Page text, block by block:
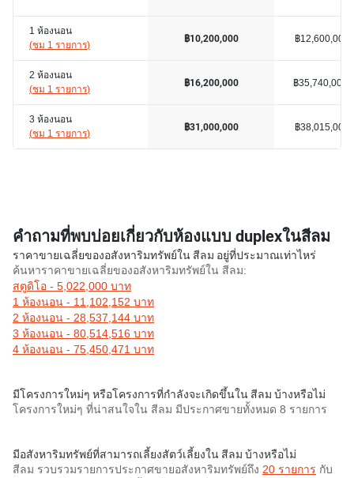
1 ห้องนอน
(ชม 1 รายการ)
2 ห้องนอน
(ชม 1 รายการ)
3 ห้องนอน
(ชม 1 รายการ)
฿10,200,000
฿16,200,000
฿31,000,000
฿12,600,000
฿35,740,000
฿38,015,000
คำถามที่พบบ่อยเกี่ยวกับห้องแบบ duplexในสีลม
ราคาขายเฉลี่ยของอสังหาริมทรัพย์ใน สีลม อยู่ที่ประมาณเท่าไหร่
ค้นหาราคาขายเฉลี่ยของอสังหาริมทรัพย์ใน สีลม:
สตูดิโอ - 5,022,000 บาท
1 ห้องนอน - 11,102,152 บาท
2 ห้องนอน - 28,537,144 บาท
3 ห้องนอน - 80,514,516 บาท
4 ห้องนอน - 75,450,471 บาท
มีโครงการใหม่ๆ หรือโครงการที่กำลังจะเกิดขึ้นใน สีลม บ้างหรือไม่
โครงการใหม่ๆ ที่น่าสนใจใน สีลม มีประกาศขายทั้งหมด 8 รายการ
มีอสังหาริมทรัพย์ที่สามารถเลี้ยงสัตว์เลี้ยงใน สีลม บ้างหรือไม่
สีลม รวบรวมรายการประกาศขายอสังหาริมทรัพย์ถึง 20 รายการ กับ